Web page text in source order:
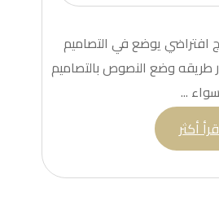
افتراضي يوضع في التصاميم
طريقه وضع النصوص بالتصاميم
سواء ...
أكثر